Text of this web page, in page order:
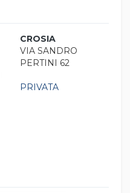
CROSIA
VIA SANDRO
PERTINI 62
PRIVATA